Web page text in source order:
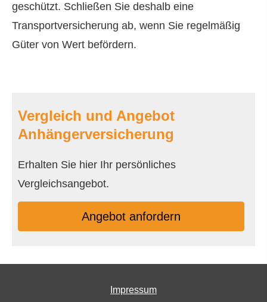
geschützt. Schließen Sie deshalb eine
Transportversicherung ab, wenn Sie regelmäßig
Güter von Wert befördern.
Vergleich und Angebot
Anhängerversicherung
Erhalten Sie hier Ihr persönliches
Vergleichsangebot.
An­ge­bot an­for­dern
Impressum